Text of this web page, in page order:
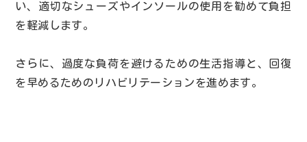
い、適切なシューズやインソールの使用を勧めて負担
を軽減します。
さらに、過度な負荷を避けるための生活指導と、回復
を早めるためのリハビリテーションを進めます。